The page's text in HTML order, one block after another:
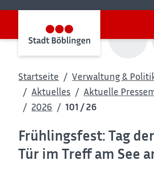
Startseite
Verwaltung &
Aktuelles
Aktuelle
2026
101 / 26
Frühlingsfest: Tag
Tür im Treff am See